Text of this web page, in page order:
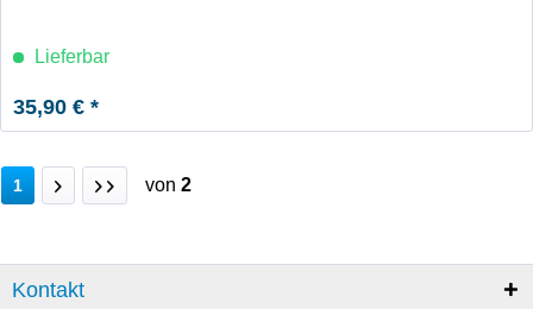
Lieferbar
35,90 € *
1 von 2
Kontakt